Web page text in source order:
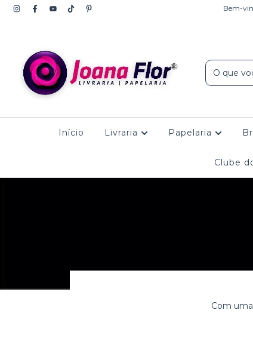
Bem-
Início Livraria Papelaria
Clube
Com